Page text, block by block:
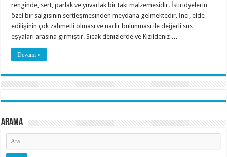
renginde, sert, parlak ve yuvarlak bir takı malzemesidir. İstiridyelerin
özel bir salgısının sertleşmesinden meydana gelmektedir. İnci, elde
edilişinin çok zahmetli olması ve nadir bulunması ile değerli süs
eşyaları arasına girmiştir. Sıcak denizlerde ve Kızıldeniz …
Devamı »
Arama